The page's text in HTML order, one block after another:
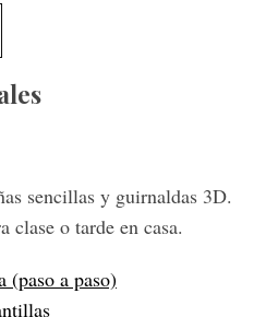
sencillas y guirnaldas 3D.
clase o tarde en casa.
(paso a paso)